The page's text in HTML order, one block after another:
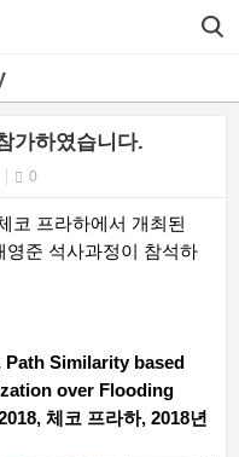
가하였습니다.
0
코 프라하에서 개최된
영준 석사과정이 참석하
Path Similarity based
over Flooding
체코 프라하, 2018년